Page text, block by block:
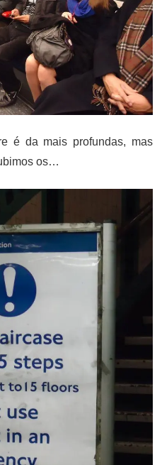
é da mais profundas, mas
os…